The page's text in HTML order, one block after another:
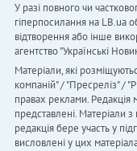
У разі повного чи
гіперпосилання на LB.ua
відтворення або інше
агентство "Українськi
Матеріали, які
компаній" / "Пресреліз" /
правах реклами. Редакція
представлені.
редакція бере участь у
висловлені у цих